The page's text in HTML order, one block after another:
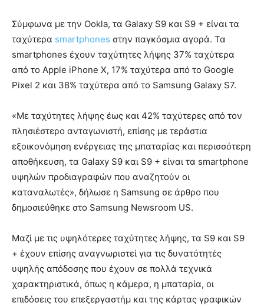
Σύμφωνα με την Ookla, τα Galaxy S9 και S9 + είναι τα
ταχύτερα smartphones στην παγκόσμια αγορά. Τα
smartphones έχουν ταχύτητες λήψης 37% ταχύτερα
από το Apple iPhone X, 17% ταχύτερα από το Google
Pixel 2 και 38% ταχύτερα από το Samsung Galaxy S7.
«Με ταχύτητες λήψης έως και 42% ταχύτερες από τον
πλησιέστερο ανταγωνιστή, επίσης με τεράστια
εξοικονόμηση ενέργειας της μπαταρίας και περισσότερη
αποθήκευση, τα Galaxy S9 και S9 + είναι τα smartphone
υψηλών προδιαγραφών που αναζητούν οι
καταναλωτές», δήλωσε η Samsung σε άρθρο που
δημοσιεύθηκε στο Samsung Newsroom US.
Μαζί με τις υψηλότερες ταχύτητες λήψης, τα S9 και S9
+ έχουν επίσης αναγνωριστεί για τις δυνατότητές
υψηλής απόδοσης που έχουν σε πολλά τεχνικά
χαρακτηριστικά, όπως η κάμερα, η μπαταρία, οι
επιδόσεις του επεξεργαστήμ και της κάρτας γραφικών